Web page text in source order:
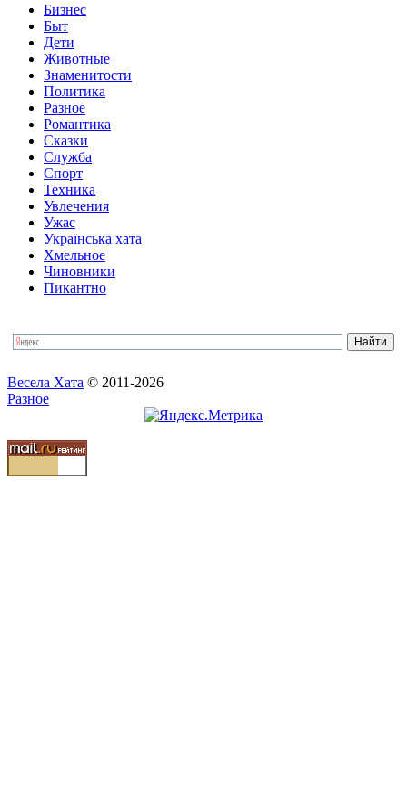
Бизнес
Быт
Дети
Животные
Знаменитости
Политика
Разное
Романтика
Сказки
Служба
Спорт
Техника
Увлечения
Ужас
Українська хата
Хмельное
Чиновники
Пикантно
Весела Хата © 2011-2026
Разное